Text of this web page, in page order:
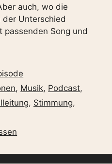
auch, wo die
der Unterschied
passenden Song und
, Musik, Podcast,
, Stimmung,